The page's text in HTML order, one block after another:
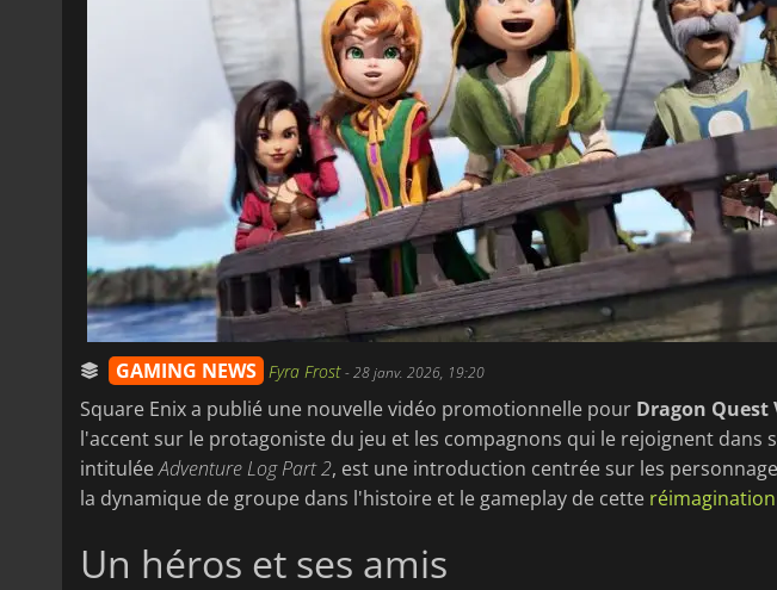
GAMING NEWS Fyra Frost-28 janv. 2026, 19:20
Square Enix a publié une nouvelle vidéo promotionnelle pour Dragon Quest
l'accent sur le protagoniste du jeu et les compagnons qui le rejoignent dans
intituléeAdventure Log Part 2, est une introduction centrée sur les
la dynamique de groupe dans l'histoire et le gameplay de cette
Un héros et ses amis